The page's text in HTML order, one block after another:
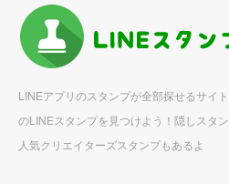
LINEアプリのスタンプが全部探せるサイ
のLINEスタンプを見つけよう！隠しスタ
人気クリエイターズスタンプもあるよ